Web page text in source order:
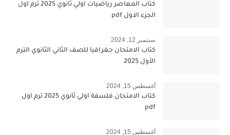
كتاب المعاصر رياضيات اولي ثانوي 2025 ترم اول
الجزء الاول pdf
سبتمبر 12, 2024
كتاب الامتحان جغرافيا للصف الثاني الثانوي الترم
الأول 2025
أغسطس 15, 2024
كتاب الامتحان فلسفة اولي ثانوي 2025 ترم اول
pdf
أغسطس 15, 2024